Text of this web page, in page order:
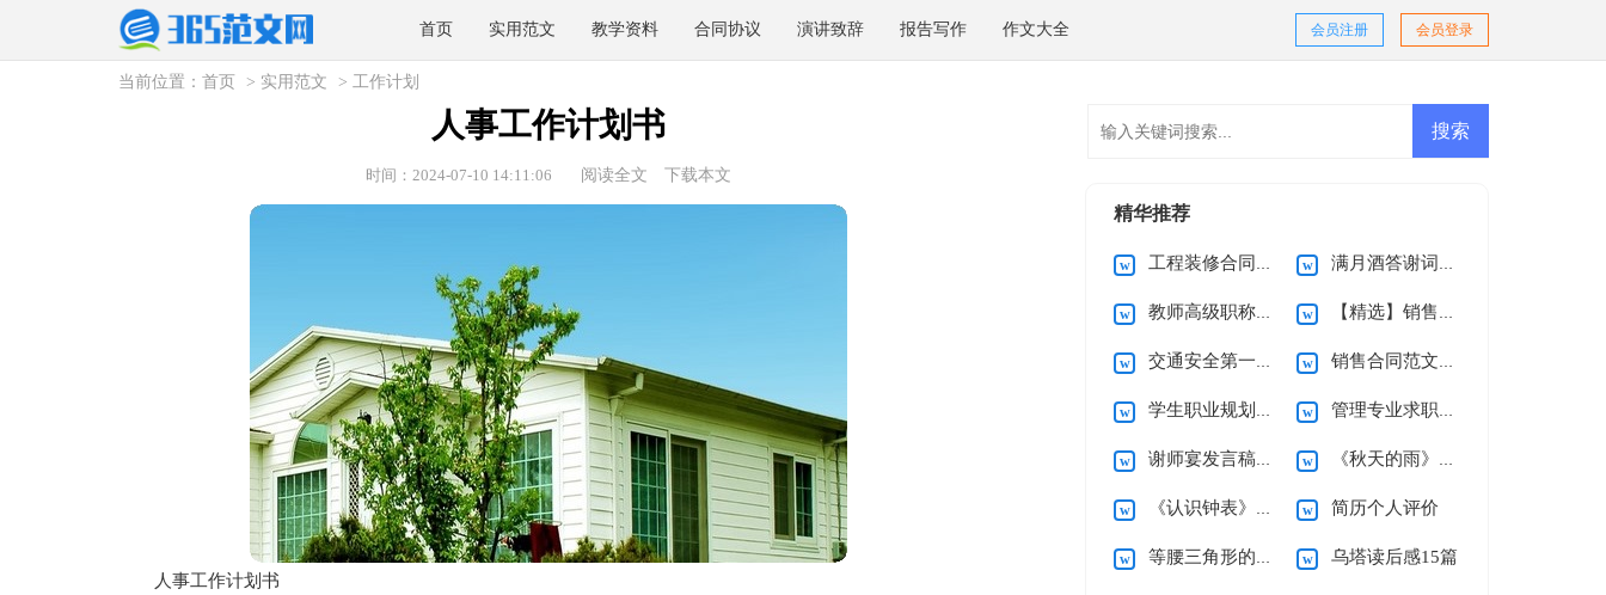
首页 实用范文 教学资料 合同协议 演讲致辞 报告写作 作文大全 会员登录
会员注册
当前位置： 首页 > 实用范文 > 工作计划
人事工作计划书
时间：2024-07-10 14:11:06 阅读全文 下载本文
人事工作计划书
精华推荐
工程装修合同(15篇) 满月酒答谢词范文合集十篇
教师高级职称述职报告范文五篇 【精选】销售合同汇编9篇
交通安全第一课观后感 销售合同范文集锦9篇
学生职业规划4篇 管理专业求职信4篇
谢师宴发言稿15篇 《秋天的雨》教学反思
《认识钟表》一年级数学教学反思 简历个人评价
等腰三角形的性质说课稿 乌塔读后感15篇